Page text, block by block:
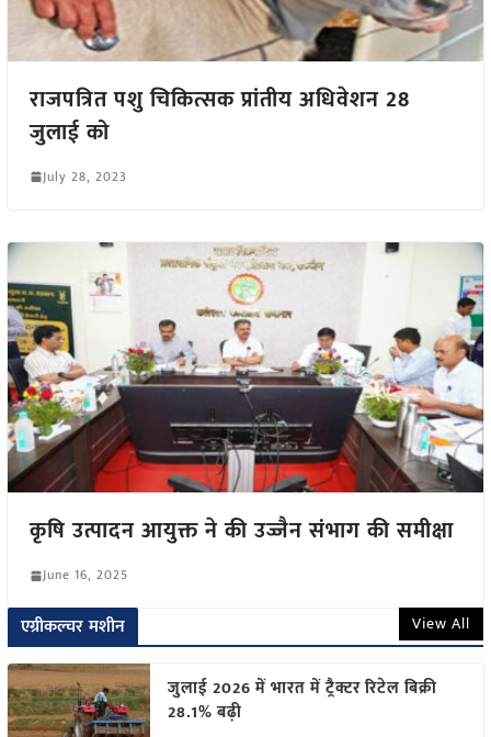
राजपत्रित पशु चिकित्सक प्रांतीय अधिवेशन 28
जुलाई को
July 28, 2023
कृषि उत्पादन आयुक्त ने की उज्जैन संभाग की समीक्षा
June 16, 2025
एग्रीकल्चर मशीन View All
जुलाई 2026 में भारत में ट्रैक्टर रिटेल बिक्री
28.1% बढ़ी